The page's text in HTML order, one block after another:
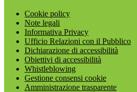
Cookie policy
Note legali
Informativa Privacy
Ufficio Relazioni con il Pubblico
Dichiarazione di accessibilità
Obiettivi di accessibilità
Whistleblowing
Gestione consensi cookie
Amministrazione trasparente